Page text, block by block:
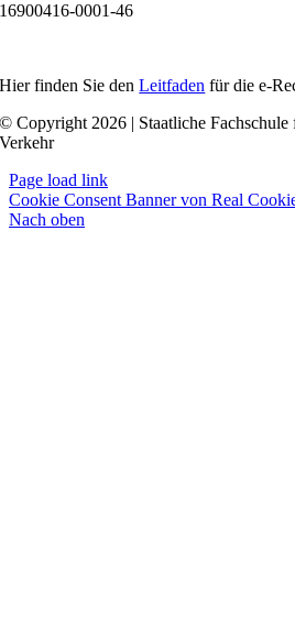
16900416-0001-46
Hier finden Sie denLeitfaden für die e-
© Copyright 2026 | Staatliche
Verkehr
Page load link
Cookie Consent Banner von Real
Nach oben